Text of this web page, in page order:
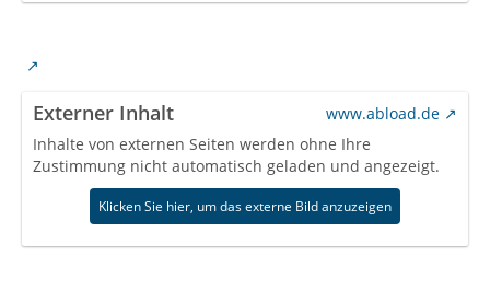
Externer Inhalt
www.abload.de
Inhalte von externen Seiten werden ohne Ihre
Zustimmung nicht automatisch geladen und angezeigt.
Klicken Sie hier, um das externe Bild anzuzeigen